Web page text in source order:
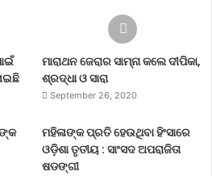
ମାରାଥନ ଜେରାର ସାମ୍ନା କଲେ ଦୀପିକା,
ଶ୍ରଦ୍ଧା ଓ ସାରା
September 26, 2020
ମହିଳାଙ୍କ ପ୍ରତି ହେଉଥିବା ହିଂସାରେ
ଓଡ଼ିଶା ତୃତୀୟ : ସାଂସଦ ଅପରାଜିତା
ଷଡଙ୍ଗୀ